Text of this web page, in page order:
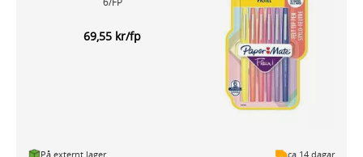
69,55 kr/fp
På externt lager ca 14 dagar